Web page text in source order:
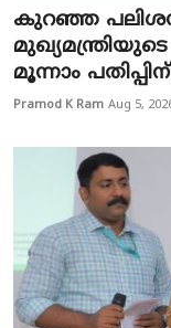
Entertainment
Health
Obituary
Travel & Tourism
Technology
കുറഞ്ഞ
മൂന്നാം
Pramod K Ram Aug 5,